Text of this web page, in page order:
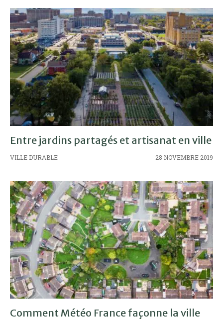
Entre jardins partagés et artisanat en ville
VILLE DURABLE 28 NOVEMBRE 2019
Comment Météo France façonne la ville